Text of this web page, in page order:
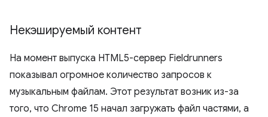
Некэшируемый контент
На момент выпуска HTML5-сервер Fieldrunners
показывал огромное количество запросов к
музыкальным файлам. Этот результат возник из-за
того, что Chrome 15 начал загружать файл частями, а